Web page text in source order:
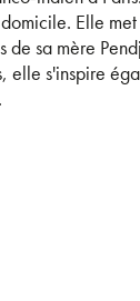
Elle
de sa mère
elle s'inspire